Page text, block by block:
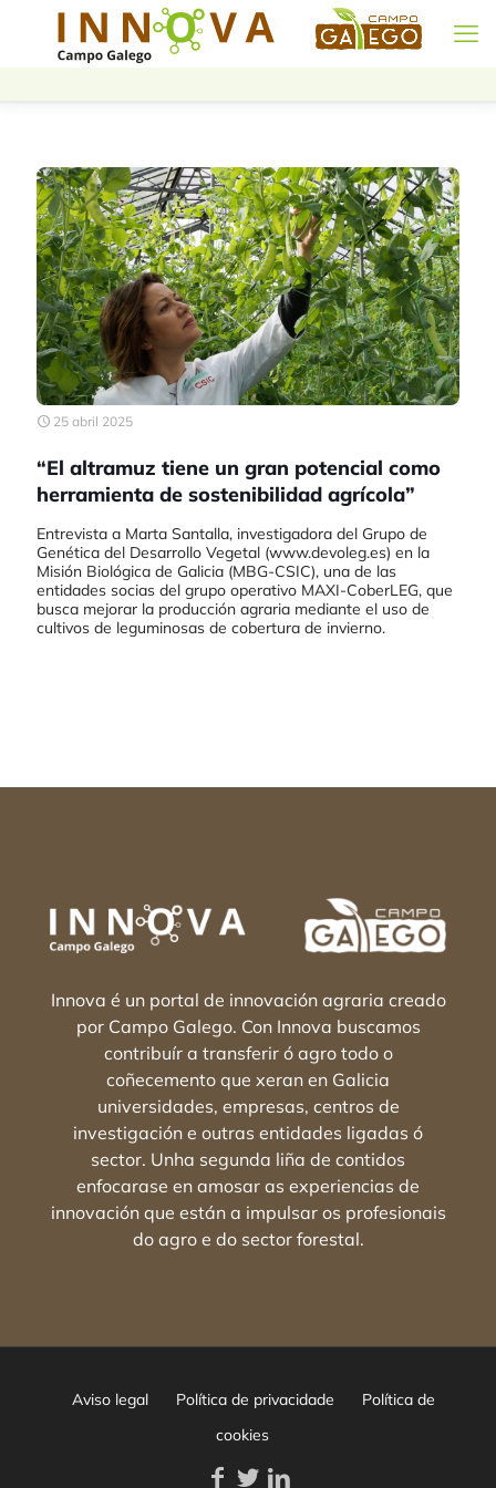
25 abril 2025
“El altramuz tiene un gran potencial como
herramienta de sostenibilidad agrícola”
Entrevista a Marta Santalla, investigadora del Grupo de
Genética del Desarrollo Vegetal (www.devoleg.es) en la
Misión Biológica de Galicia (MBG-CSIC), una de las
entidades socias del grupo operativo MAXI-CoberLEG, que
busca mejorar la producción agraria mediante el uso de
cultivos de leguminosas de cobertura de invierno.
Innova é un portal de innovación agraria creado
por Campo Galego. Con Innova buscamos
contribuír a transferir ó agro todo o
coñecemento que xeran en Galicia
universidades, empresas, centros de
investigación e outras entidades ligadas ó
sector. Unha segunda liña de contidos
enfocarase en amosar as experiencias de
innovación que están a impulsar os profesionais
do agro e do sector forestal.
Aviso legal Política de privacidade
Política de
cookies